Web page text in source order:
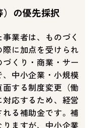
の優先採択
業者は、ものづく
に加点を受けられ
くり・商業・サー
中小企業・小規模
する制度変更（働
応するため、経営
る補助金です。補
ますが、中小企業